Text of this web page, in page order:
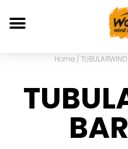
Home/ TUBULARWIND